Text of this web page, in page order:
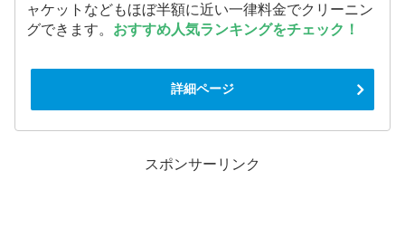
ャケットなどもほぼ半額に近い一律料金でクリーニン
グできます。 おすすめ人気ランキングをチェック！
詳細ページ
スポンサーリンク